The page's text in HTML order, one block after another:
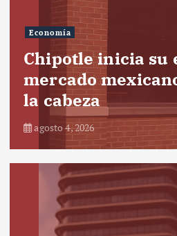
Economía
Chipotle inicia su
mercado
la cabeza
agosto 4, 2026